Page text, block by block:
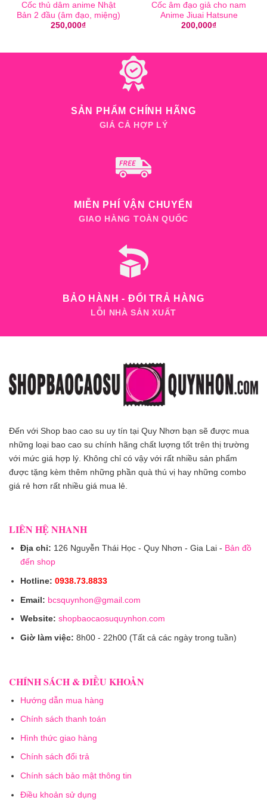
Cốc thủ dâm anime Nhật
Bản 2 đầu (âm đạo, miệng)
250,000₫
Cốc âm đạo giả cho nam
Anime Jiuai Hatsune
200,000₫
SẢN PHẨM CHÍNH HÃNG
GIÁ CẢ HỢP LÝ
MIỄN PHÍ VẬN CHUYỂN
GIAO HÀNG TOÀN QUỐC
BẢO HÀNH - ĐỔI TRẢ HÀNG
LỖI NHÀ SẢN XUẤT
Đến với Shop bao cao su uy tín tại Quy Nhơn bạn sẽ được mua
những loại bao cao su chính hãng chất lượng tốt trên thị trường
với mức giá hợp lý. Không chỉ có vậy với rất nhiều sản phẩm
được tặng kèm thêm những phần quà thú vị hay những combo
giá rẻ hơn rất nhiều giá mua lẻ.
LIÊN HỆ NHANH
Địa chỉ: 126 Nguyễn Thái Học - Quy Nhơn - Gia Lai - Bản đồ
đến shop
Hotline: 0938.73.8833
Email: bcsquynhon@gmail.com
Website: shopbaocaosuquynhon.com
Giờ làm việc: 8h00 - 22h00 (Tất cả các ngày trong tuần)
CHÍNH SÁCH & ĐIỀU KHOẢN
Hướng dẫn mua hàng
Chính sách thanh toán
Hình thức giao hàng
Chính sách đổi trả
Chính sách bảo mật thông tin
Điều khoản sử dụng